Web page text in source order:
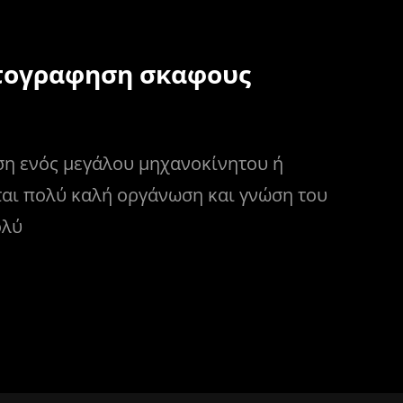
σκαφους
ενός μεγάλου μηχανοκίνητου ή
πολύ καλή οργάνωση και γνώση του